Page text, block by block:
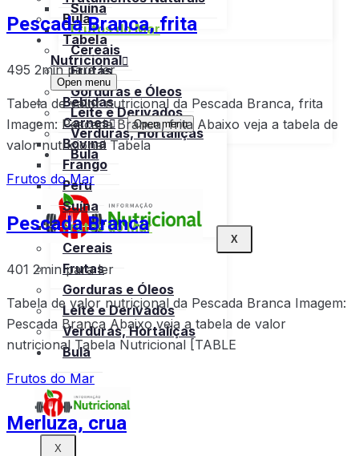
Suína
Frutos do Mar
Cereais
Frutas
Gorduras e Óleos
Leite e Derivados
Verduras, Hortaliças
Bula
X
Bula
Tabela
Nutricional
Open menu
Bebidas
Carnes
Open menu
Bovina
Frango
Peru
Suína
Frutos do Mar
Cereais
Frutas
Gorduras e Óleos
Leite e Derivados
Verduras, Hortaliças
Bula
X
Pescada Branca, frita
495 2min para ler
Tabela de valor nutricional da Pescada Branca, frita
Imagem: Pescada Branca, frita Abaixo veja a tabela de
valor nutricional Tabela
Frutos do Mar
Pescada Branca
401 2min para ler
Tabela de valor nutricional da Pescada Branca Imagem:
Pescada Branca Abaixo veja a tabela de valor
nutricional Tabela Nutricional [TABLE
Frutos do Mar
Merluza, crua